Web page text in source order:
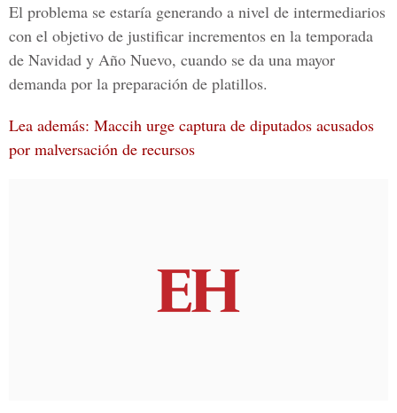
El problema se estaría generando a nivel de intermediarios
con el objetivo de justificar incrementos en la temporada
de Navidad y Año Nuevo, cuando se da una mayor
demanda por la preparación de platillos.
Lea además: Maccih urge captura de diputados acusados
por malversación de recursos